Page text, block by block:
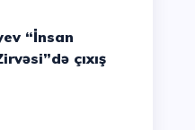
çıxış